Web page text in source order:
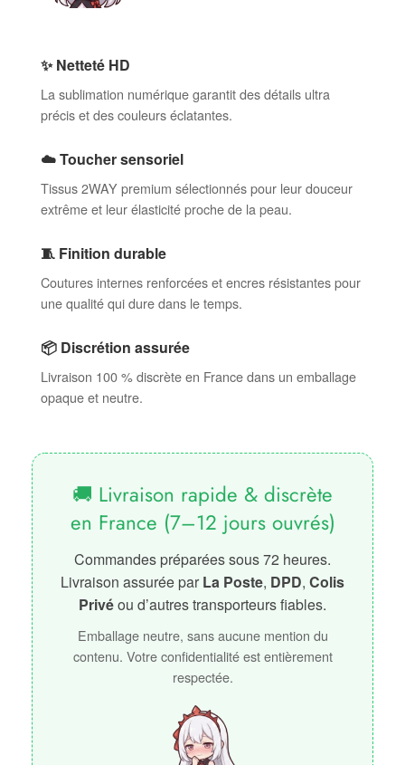
✨ Netteté HD
La sublimation numérique garantit des détails ultra
précis et des couleurs éclatantes.
☁️ Toucher sensoriel
Tissus 2WAY premium sélectionnés pour leur douceur
extrême et leur élasticité proche de la peau.
🧵 Finition durable
Coutures internes renforcées et encres résistantes pour
une qualité qui dure dans le temps.
📦 Discrétion assurée
Livraison 100 % discrète en France dans un emballage
opaque et neutre.
🚚 Livraison rapide & discrète
en France (7–12 jours ouvrés)
Commandes préparées sous 72 heures.
Livraison assurée par La Poste, DPD, Colis
Privéou d’autres transporteurs fiables.
Emballage neutre, sans aucune mention du
contenu. Votre confidentialité est entièrement
respectée.